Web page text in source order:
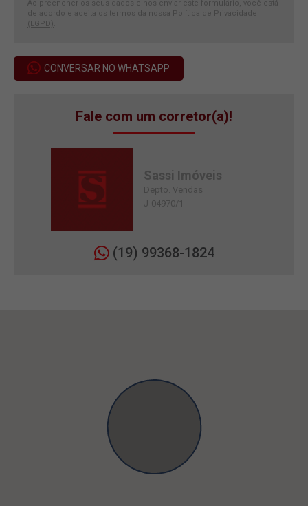
Ao preencher os seus dados e nos enviar este formulário, você está
de acordo e aceita os termos da nossa Política de Privacidade
(LGPD)
CONVERSAR NO WHATSAPP
Fale com um corretor(a)!
Sassi Imóveis
Depto. Vendas
J-04970/1
(19) 99368-1824